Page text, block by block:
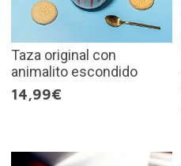
Taza original con
animalito escondido
14,99€